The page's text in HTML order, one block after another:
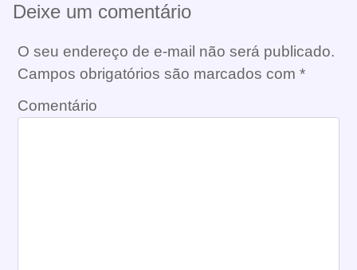
Deixe um comentário
O seu endereço de e-mail não será publicado.
Campos obrigatórios são marcados com *
Comentário